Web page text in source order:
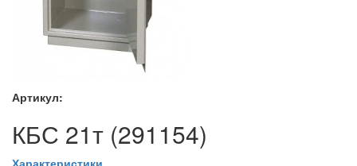
Артикул:
КБС 21т (291154)
Характеристики